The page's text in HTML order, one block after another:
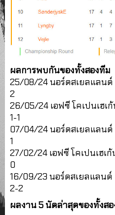
ผลการพบกันของทั้งสองทีม
25/08/24 นอร์ดสเยลแลนด์
2
26/05/24 เอฟซี โคเปนเฮเ
1-1
07/04/24 นอร์ดสเยลแลนด์
1
27/02/24 เอฟซี โคเปนเฮเ
0
16/09/23 นอร์ดสเยลแลนด์
2-2
ผลงาน 5 นัดล่าสุดของทั้งส